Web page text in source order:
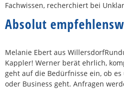
Fachwissen, recherchiert bei
Absolut
Melanie Ebert aus
Kappler! Werner berät ehrlich,
geht auf die Bedürfnisse ein, ob
oder Business geht. Anfragen